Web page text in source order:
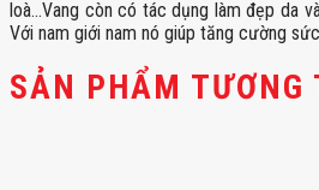
loà…Vang còn có tác dụng làm đẹp da
Với nam giới nam nó giúp tăng cường
SẢN PHẨM TƯƠNG